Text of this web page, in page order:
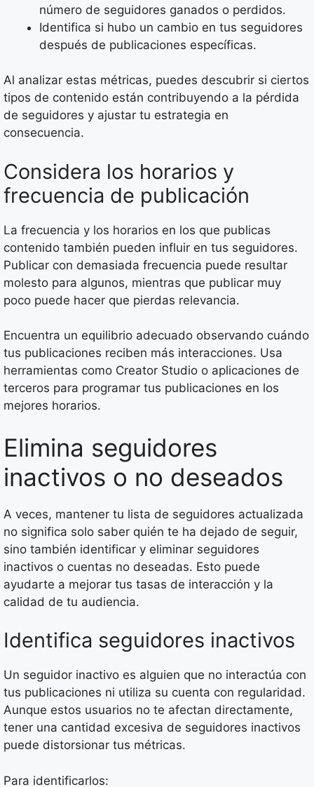
número de seguidores ganados o perdidos.
Identifica si hubo un cambio en tus seguidores
después de publicaciones específicas.
Al analizar estas métricas, puedes descubrir si ciertos
tipos de contenido están contribuyendo a la pérdida
de seguidores y ajustar tu estrategia en
consecuencia.
Considera los horarios y
frecuencia de publicación
La frecuencia y los horarios en los que publicas
contenido también pueden influir en tus seguidores.
Publicar con demasiada frecuencia puede resultar
molesto para algunos, mientras que publicar muy
poco puede hacer que pierdas relevancia.
Encuentra un equilibrio adecuado observando cuándo
tus publicaciones reciben más interacciones. Usa
herramientas como Creator Studio o aplicaciones de
terceros para programar tus publicaciones en los
mejores horarios.
Elimina seguidores
inactivos o no deseados
A veces, mantener tu lista de seguidores actualizada
no significa solo saber quién te ha dejado de seguir,
sino también identificar y eliminar seguidores
inactivos o cuentas no deseadas. Esto puede
ayudarte a mejorar tus tasas de interacción y la
calidad de tu audiencia.
Identifica seguidores inactivos
Un seguidor inactivo es alguien que no interactúa con
tus publicaciones ni utiliza su cuenta con regularidad.
Aunque estos usuarios no te afectan directamente,
tener una cantidad excesiva de seguidores inactivos
puede distorsionar tus métricas.
Para identificarlos: